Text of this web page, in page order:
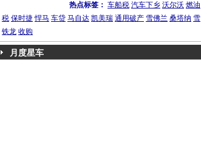
热点标签： 车船税 汽车下乡 沃尔沃 燃油
税 保时捷 悍马 车贷 马自达 凯美瑞 通用破产 雪佛兰 桑塔纳 雪
铁龙 收购
月度星车